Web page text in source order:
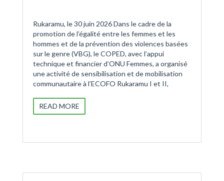
Rukaramu, le 30 juin 2026 Dans le cadre de la
promotion de l’égalité entre les femmes et les
hommes et de la prévention des violences basées
sur le genre (VBG), le COPED, avec l’appui
technique et financier d’ONU Femmes, a organisé
une activité de sensibilisation et de mobilisation
communautaire à l’ECOFO Rukaramu I et II,
READ MORE